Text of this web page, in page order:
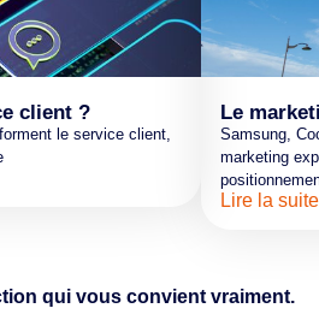
client ?
le service client,
Le
Samsung,
marketing
Lire la
qui vous convient vraiment.